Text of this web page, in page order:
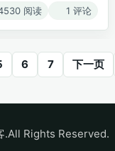
阅读 1 评论
6 7 下一页
.All Rights Reserved.